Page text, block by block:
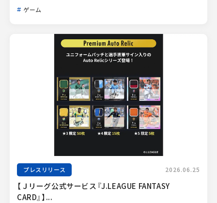
ゲーム
プレスリリース 2026.06.25
【Ｊリーグ公式サービス『J.LEAGUE FANTASY
CARD』】...